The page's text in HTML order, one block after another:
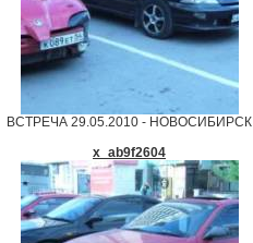
ВСТРЕЧА 29.05.2010 - НОВОСИБИРСК
x_ab9f2604